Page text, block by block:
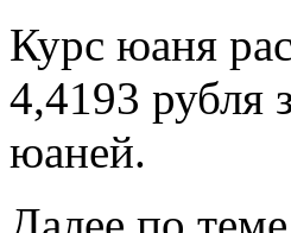
Курс юаня
4,4193 рубля
юаней.